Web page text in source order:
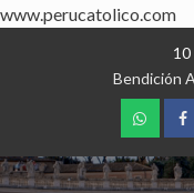
www.perucatolico.com
Bendición